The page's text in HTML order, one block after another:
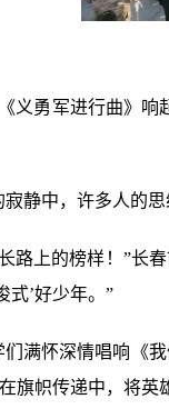
义勇军进行曲》
寂静中，许多人的
路上的榜样！”长
式’好少年。”
满怀深情唱响《
旗帜传递中，将英